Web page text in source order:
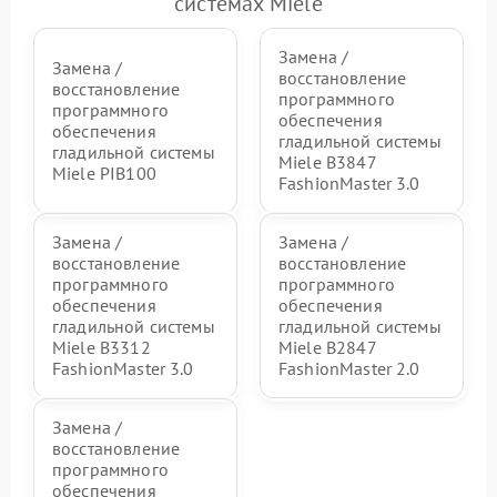
индикаторов (дисплея)
Замена /
восстановление
программного
обеспечения
гладильной системы
Miele PIB100
Замена /
восстановление
программного
обеспечения
гладильной системы
Miele B3847
FashionMaster 3.0
Замена /
восстановление
программного
обеспечения
гладильной системы
Miele B3312
FashionMaster 3.0
Замена /
восстановление
программного
обеспечения
гладильной системы
Miele B2847
FashionMaster 2.0
Замена /
восстановление
программного
обеспечения